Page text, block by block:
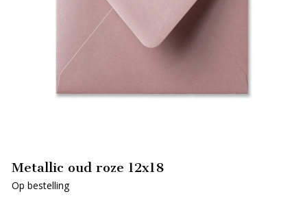
Metallic oud roze 12x18
Op bestelling